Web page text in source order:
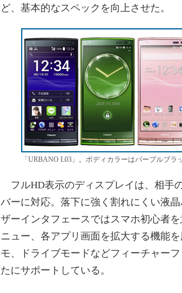
ど、基本的なスペックを向上させた。
「URBANO L03」。ボディカラーはパープルブ
フルHD表示のディスプレイは、相手
バーに対応。落下に強く割れにくい液
ザーインタフェースではスマホ初心者
ニュー、各アプリ画面を拡大する機能
モ、ドライブモードなどフィーチャー
たにサポートしている。